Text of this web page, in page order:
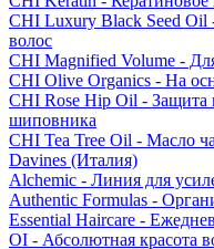
CHI Luxury Black Seed
волос
CHI Magnified Volume -
CHI Olive Organics - На
CHI Rose Hip Oil - Защита
шиповника
CHI Tea Tree Oil - Масло
Davines (Италия)
Alchemic - Линия для
Authentic Formulas -
Essential Haircare -
OI - Абсолютная красота